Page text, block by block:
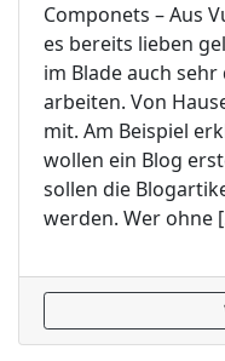
Componets – Aus
es bereits lieben
im Blade auch
arbeiten. Von
mit. Am Beispiel
wollen ein Blog
sollen die
werden. Wer ohne